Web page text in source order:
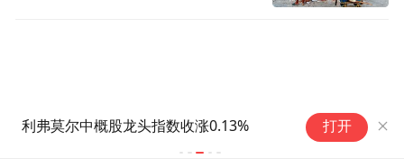
在岸人民币兑美元较周二夜盘收盘跌22点 打开